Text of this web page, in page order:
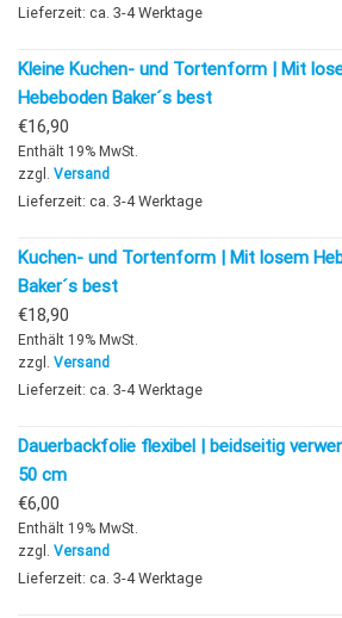
Lieferzeit: ca. 3-4 Werktage
Kleine Kuchen- und Tortenform | Mit
Hebeboden Baker´s best
€16,90
Enthält 19% MwSt.
zzgl. Versand
Lieferzeit: ca. 3-4 Werktage
Kuchen- und Tortenform | Mit losem
Baker´s best
€18,90
Enthält 19% MwSt.
zzgl. Versand
Lieferzeit: ca. 3-4 Werktage
Dauerbackfolie flexibel | beidseitig
50 cm
€6,00
Enthält 19% MwSt.
zzgl. Versand
Lieferzeit: ca. 3-4 Werktage